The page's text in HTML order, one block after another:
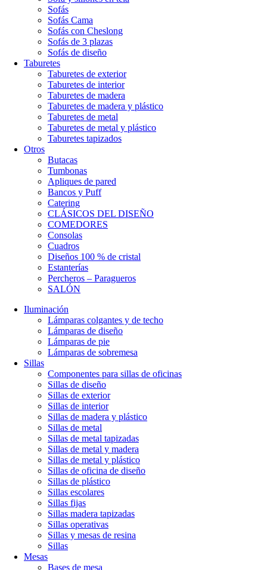
Sofás
Sofás Cama
Sofás con Cheslong
Sofás de 3 plazas
Sofás de diseño
Taburetes
Taburetes de exterior
Taburetes de interior
Taburetes de madera
Taburetes de madera y plástico
Taburetes de metal
Taburetes de metal y plástico
Taburetes tapizados
Otros
Butacas
Tumbonas
Apliques de pared
Bancos y Puff
Catering
CLÁSICOS DEL DISEÑO
COMEDORES
Consolas
Cuadros
Diseños 100 % de cristal
Estanterías
Percheros – Paragueros
SALÓN
Iluminación
Lámparas colgantes y de techo
Lámparas de diseño
Lámparas de pie
Lámparas de sobremesa
Sillas
Componentes para sillas de oficinas
Sillas de diseño
Sillas de exterior
Sillas de interior
Sillas de madera y plástico
Sillas de metal
Sillas de metal tapizadas
Sillas de metal y madera
Sillas de metal y plástico
Sillas de oficina de diseño
Sillas de plástico
Sillas escolares
Sillas fijas
Sillas madera tapizadas
Sillas operativas
Sillas y mesas de resina
Sillas
Mesas
Bases de mesa